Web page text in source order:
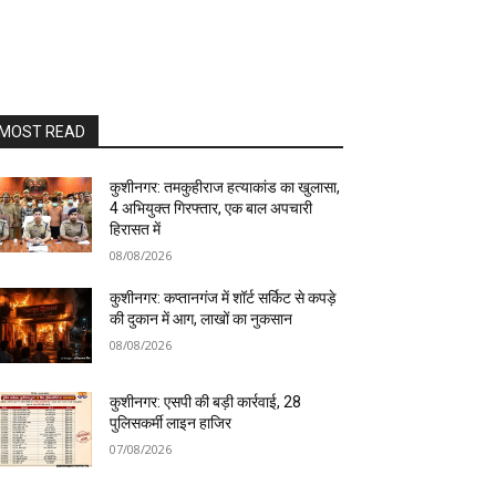
READ
कुशीनगर: तमकुहीराज हत्याकांड का खुलासा,
4 अभियुक्त गिरफ्तार, एक बाल अपचारी
हिरासत में
08/08/2026
कुशीनगर: कप्तानगंज में शॉर्ट सर्किट से कपड़े
की दुकान में आग, लाखों का नुकसान
08/08/2026
कुशीनगर: एसपी की बड़ी कार्रवाई, 28
पुलिसकर्मी लाइन हाजिर
07/08/2026